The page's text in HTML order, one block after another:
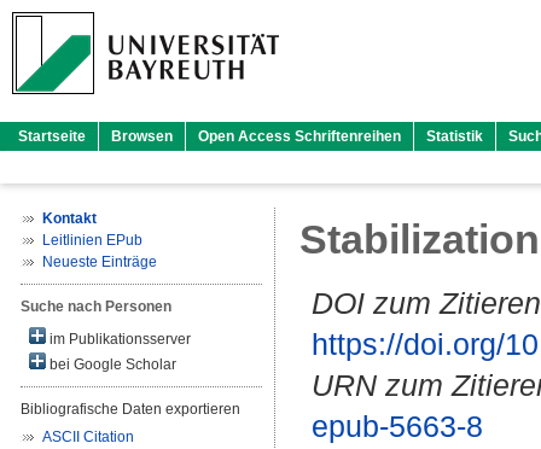
Startseite Browsen Open Access Schriftenreihen Statistik
Kontakt
Leitlinien EPub
Neueste Einträge
Suche nach Personen
im Publikationsserver
bei Google Scholar
Bibliografische Daten exportieren
ASCII Citation
DOI zum
https://doi.org/
URN zum
epub-5663-8